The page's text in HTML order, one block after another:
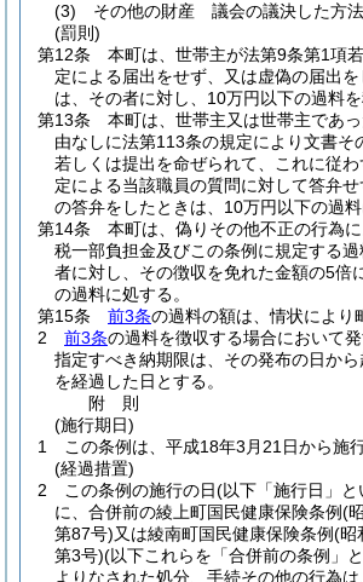
(3)
その他の財産 議会の議決した方法
(罰則)
第12条
本町は、世帯主が法第9条第1項
定による届出をせず、又は虚偽の届出
は、その者に対し、10万円以下の過料を
第13条
本町は、世帯主又は世帯主であ
由なしに法第113条の規定により文書そ
若しくは提出を命ぜられて、これに従
定による当該職員の質問に対して答弁
の答弁をしたときは、10万円以下の過料
第14条
本町は、偽りその他不正の行為
税一部負担金及びこの条例に規定する
者に対し、その徴収を免れた金額の5倍
の過料に処する。
第15条
前3条の過料の額は、情状により
2
前3条の過料を徴収する場合において
指定すべき納期限は、その発布の日か
を経過した日とする。
附 則
(施行期日)
1
この条例は、平成18年3月21日から施行
(経過措置)
2
この条例の施行の日(以下「施行日」と
に、合併前の綾上町国民健康保険条例(
第87号)又は綾南町国民健康保険条例(昭
第3号)(以下これらを「合併前の条例」
よりなされた処分、手続その他の行為